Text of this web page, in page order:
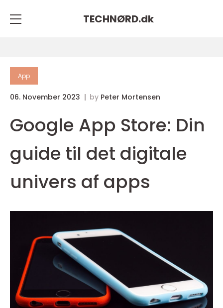
TECHNØRD.dk
App
06. November 2023 by Peter Mortensen
Google App Store: Din
guide til det digitale
univers af apps